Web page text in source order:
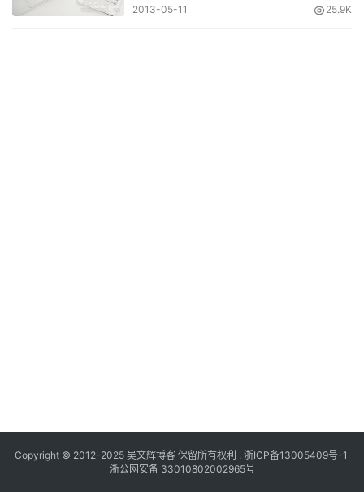
2013-05-11 25.9K
Copyright © 2012-2025 吴文辉博客保留所有权利 . 浙ICP备13005409号-1
浙公网安备 33010802002965号